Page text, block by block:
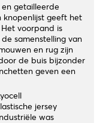
getailleerde
knopenlijst geeft het
voorpand is
samenstelling van
en rug zijn
de buis bijzonder
geven een
jersey
was